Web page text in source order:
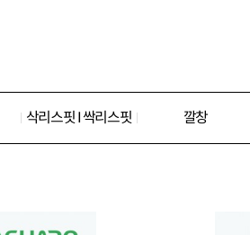
삭리스핏 I 싹리스핏 깔창